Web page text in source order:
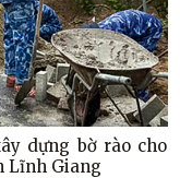
dựng bờ rào cho
Lĩnh Giang